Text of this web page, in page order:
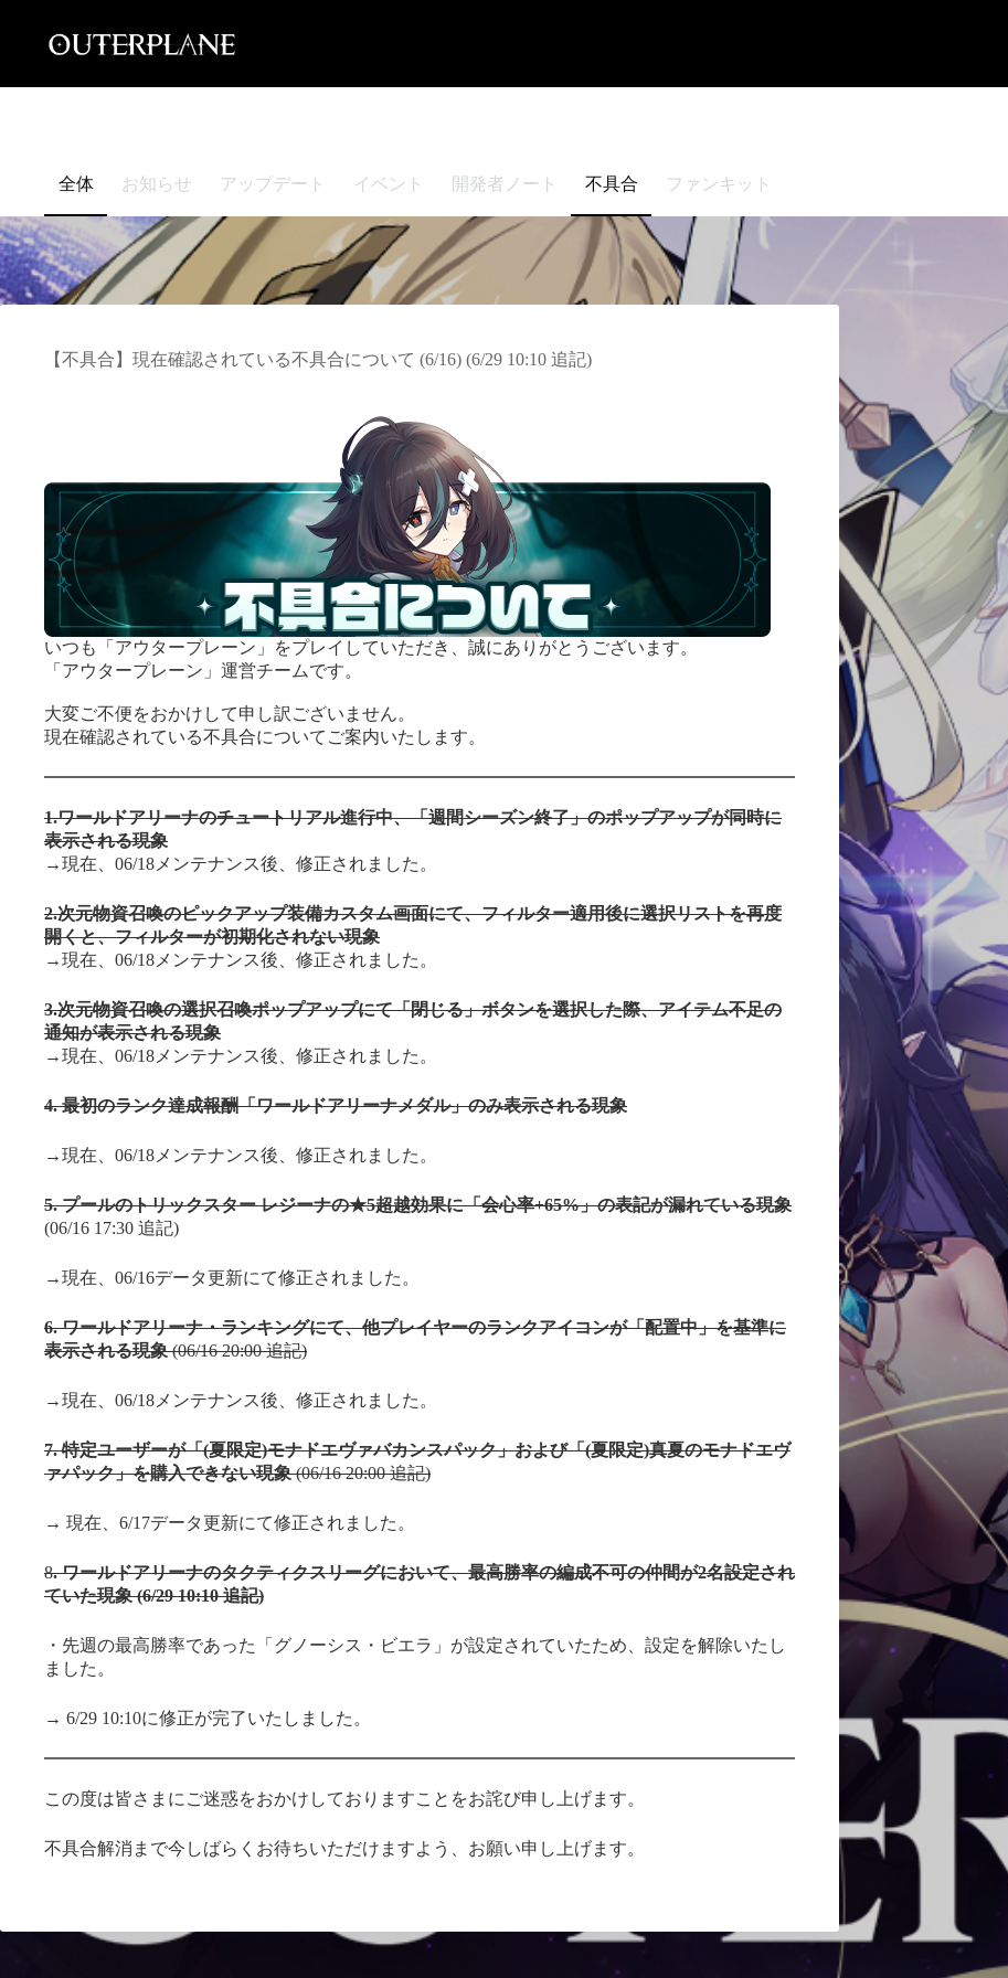
content
全体 お知らせ アップデート イベント 開発者ノート 不具合 ファンキット
【不具合】現在確認されている不具合について (6/16) (6/29 10:10 追記)
いつも「アウタープレーン」をプレイしていただき、誠にありがとうございます。
「アウタープレーン」運営チームです。
大変ご不便をおかけして申し訳ございません。
現在確認されている不具合についてご案内いたします。
1.ワールドアリーナのチュートリアル進行中、「週間シーズン終了」のポップアップが同時に
表示される現象
→現在、06/18メンテナンス後、修正されました。
2.次元物資召喚のピックアップ装備カスタム画面にて、フィルター適用後に選択リストを再度
開くと、フィルターが初期化されない現象
→現在、06/18メンテナンス後、修正されました。
3.次元物資召喚の選択召喚ポップアップにて「閉じる」ボタンを選択した際、アイテム不足の
通知が表示される現象
→現在、06/18メンテナンス後、修正されました。
4. 最初のランク達成報酬「ワールドアリーナメダル」のみ表示される現象
→現在、06/18メンテナンス後、修正されました。
5. プールのトリックスター レジーナの★5超越効果に「会心率+65%」の表記が漏れている現象
(06/16 17:30 追記)
→現在、06/16データ更新にて修正されました。
6. ワールドアリーナ・ランキングにて、他プレイヤーのランクアイコンが「配置中」を基準に
表示される現象(06/16 20:00 追記)
→現在、06/18メンテナンス後、修正されました。
7. 特定ユーザーが「(夏限定)モナドエヴァバカンスパック」および「(夏限定)真夏のモナドエヴ
ァパック」を購入できない現象(06/16 20:00 追記)
→ 現在、6/17データ更新にて修正されました。
8. ワールドアリーナのタクティクスリーグにおいて、最高勝率の編成不可の仲間が2名設定され
ていた現象 (6/29 10:10 追記)
・先週の最高勝率であった「グノーシス・ビエラ」が設定されていたため、設定を解除いたし
ました。
→ 6/29 10:10に修正が完了いたしました。
この度は皆さまにご迷惑をおかけしておりますことをお詫び申し上げます。
不具合解消まで今しばらくお待ちいただけますよう、お願い申し上げます。